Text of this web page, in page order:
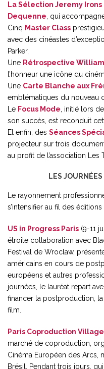
La Sélection Jeremy Irons
Dequenne , qui
Cinq Master Class
avec des cinéastes
Parker,
Une Rétrospective
l’honneur une icône du
Une Carte Blanche aux
emblématiques du nouveau
Le Focus Mode , initié lors
son succès, est reconduit
Et enfin, des Séances
projecteur sur trois
au profit de l’association Les
LES
Le rayonnement
s’intensifier au fil des éditions
US in Progress Paris (9-11
étroite collaboration avec
Festival de Wroclaw,
américains en cours de
européens et autres
journées, le lauréat repart
financer la postproduction,
film.
Paris Coproduction Village
marché de coproduction,
Cinéma Européen des Arcs,
Brésil. Pendant trois jours,